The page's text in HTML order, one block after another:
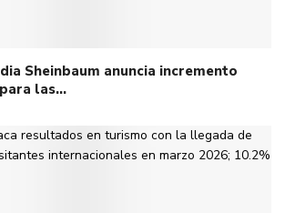
Sheinbaum anuncia incremento
las…